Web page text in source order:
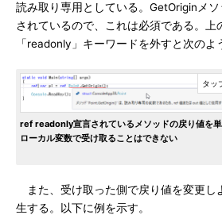
読み取り専用としている。GetOriginメ
されているので、これは必須である。上
「readonly」キーワードを外すと次のよ
ref readonly宣言されているメソッドの戻り値を
ローカル変数で受け取ることはできない
また、受け取った側で戻り値を変更し
生する。以下に例を示す。